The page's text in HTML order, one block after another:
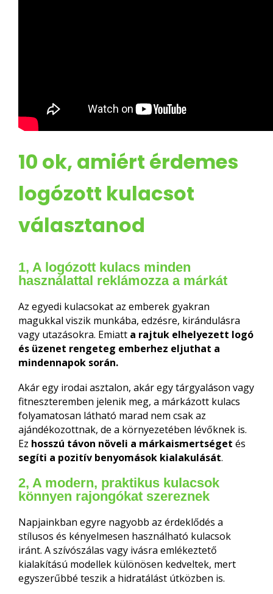
10 ok, amiért érdemes
logózott kulacsot
választanod
1, A logózott kulacs minden
használattal reklámozza a márkát
Az egyedi kulacsokat az emberek gyakran
magukkal viszik munkába, edzésre, kirándulásra
vagy utazásokra. Emiatt a rajtuk elhelyezett logó
és üzenet rengeteg emberhez eljuthat a
mindennapok során.
Akár egy irodai asztalon, akár egy tárgyaláson vagy
fitneszteremben jelenik meg, a márkázott kulacs
folyamatosan látható marad nem csak az
ajándékozottnak, de a környezetében lévőknek is.
Ez hosszú távon növeli a márkaismertséget és
segíti a pozitív benyomások kialakulását.
2, A modern, praktikus kulacsok
könnyen rajongókat szereznek
Napjainkban egyre nagyobb az érdeklődés a
stílusos és kényelmesen használható kulacsok
iránt. A szívószálas vagy ivásra emlékeztető
kialakítású modellek különösen kedveltek, mert
egyszerűbbé teszik a hidratálást útközben is.